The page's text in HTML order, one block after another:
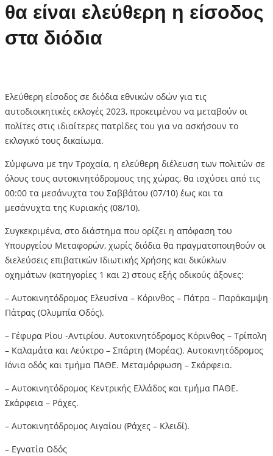
θα είναι ελεύθερη η είσοδος
στα διόδια
Ελεύθερη είσοδος σε διόδια εθνικών οδών για τις
αυτοδιοικητικές εκλογές 2023, προκειμένου να μεταβούν οι
πολίτες στις ιδιαίτερες πατρίδες του για να ασκήσουν το
εκλογικό τους δικαίωμα.
Σύμφωνα με την Τροχαία, η ελεύθερη διέλευση των πολιτών σε
όλους τους αυτοκινητόδρομους της χώρας, θα ισχύσει από τις
00:00 τα μεσάνυχτα του Σαββάτου (07/10) έως και τα
μεσάνυχτα της Κυριακής (08/10).
Συγκεκριμένα, στο διάστημα που ορίζει η απόφαση του
Υπουργείου Μεταφορών, χωρίς διόδια θα πραγματοποιηθούν οι
διελεύσεις επιβατικών Ιδιωτικής Χρήσης και δικύκλων
οχημάτων (κατηγορίες 1 και 2) στους εξής οδικούς άξονες:
– Αυτοκινητόδρομος Ελευσίνα – Κόρινθος – Πάτρα – Παράκαμψη
Πάτρας (Ολυμπία Οδός).
– Γέφυρα Ρίου -Αντιρίου. Αυτοκινητόδρομος Κόρινθος – Τρίπολη
– Καλαμάτα και Λεύκτρο – Σπάρτη (Μορέας). Αυτοκινητόδρομος
Ιόνια οδός και τμήμα ΠΑΘΕ. Μεταμόρφωση – Σκάρφεια.
– Αυτοκινητόδρομος Κεντρικής Ελλάδος και τμήμα ΠΑΘΕ.
Σκάρφεια – Ράχες.
– Αυτοκινητόδρομος Αιγαίου (Ράχες – Κλειδί).
– Εγνατία Οδός